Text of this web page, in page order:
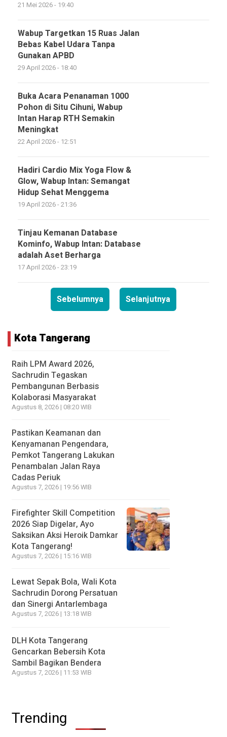
21 Mei 2026 - 19:40
Wabup Targetkan 15 Ruas Jalan
Bebas Kabel Udara Tanpa
Gunakan APBD
29 April 2026 - 18:40
Buka Acara Penanaman 1000
Pohon di Situ Cihuni, Wabup
Intan Harap RTH Semakin
Meningkat
22 April 2026 - 12:51
Hadiri Cardio Mix Yoga Flow &
Glow, Wabup Intan: Semangat
Hidup Sehat Menggema
19 April 2026 - 21:36
Tinjau Kemanan Database
Kominfo, Wabup Intan: Database
adalah Aset Berharga
17 April 2026 - 23:19
Sebelumnya Selanjutnya
Kota Tangerang
Raih LPM Award 2026,
Sachrudin Tegaskan
Pembangunan Berbasis
Kolaborasi Masyarakat
Agustus 8, 2026 | 08:20 WIB
Pastikan Keamanan dan
Kenyamanan Pengendara,
Pemkot Tangerang Lakukan
Penambalan Jalan Raya
Cadas Periuk
Agustus 7, 2026 | 19:56 WIB
Firefighter Skill Competition
2026 Siap Digelar, Ayo
Saksikan Aksi Heroik Damkar
Kota Tangerang!
Agustus 7, 2026 | 15:16 WIB
Lewat Sepak Bola, Wali Kota
Sachrudin Dorong Persatuan
dan Sinergi Antarlembaga
Agustus 7, 2026 | 13:18 WIB
DLH Kota Tangerang
Gencarkan Bebersih Kota
Sambil Bagikan Bendera
Agustus 7, 2026 | 11:53 WIB
Trending